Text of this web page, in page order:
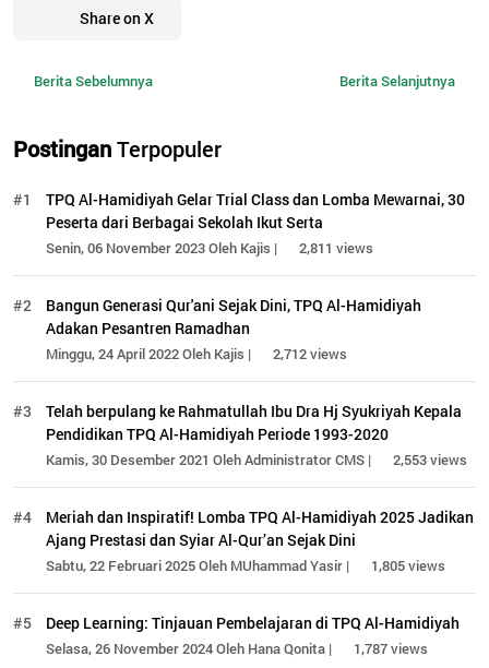
Share on X
Berita Sebelumnya Berita Selanjutnya
PostinganTerpopuler
#1
TPQ Al-Hamidiyah Gelar Trial Class dan Lomba Mewarnai, 30
Peserta dari Berbagai Sekolah Ikut Serta
Senin, 06 November 2023 Oleh Kajis | 2,811 views
#2
Bangun Generasi Qur'ani Sejak Dini, TPQ Al-Hamidiyah
Adakan Pesantren Ramadhan
Minggu, 24 April 2022 Oleh Kajis | 2,712 views
#3
Telah berpulang ke Rahmatullah Ibu Dra Hj Syukriyah Kepala
Pendidikan TPQ Al-Hamidiyah Periode 1993-2020
Kamis, 30 Desember 2021 Oleh Administrator CMS | 2,553 views
#4
Meriah dan Inspiratif! Lomba TPQ Al-Hamidiyah 2025 Jadikan
Ajang Prestasi dan Syiar Al-Qur’an Sejak Dini
Sabtu, 22 Februari 2025 Oleh MUhammad Yasir | 1,805 views
#5 Deep Learning: Tinjauan Pembelajaran di TPQ Al-Hamidiyah
Selasa, 26 November 2024 Oleh Hana Qonita | 1,787 views